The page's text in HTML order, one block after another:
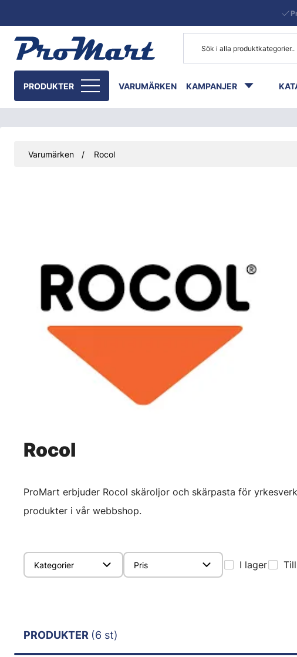
PRODUKTER VARUMÄRKEN KAMPANJER
Varumärken Rocol
Rocol
ProMart erbjuder Rocol skäroljor och skärpasta för
produkter i vår webbshop.
Kategorier Pris I lager
PRODUKTER (6 st)